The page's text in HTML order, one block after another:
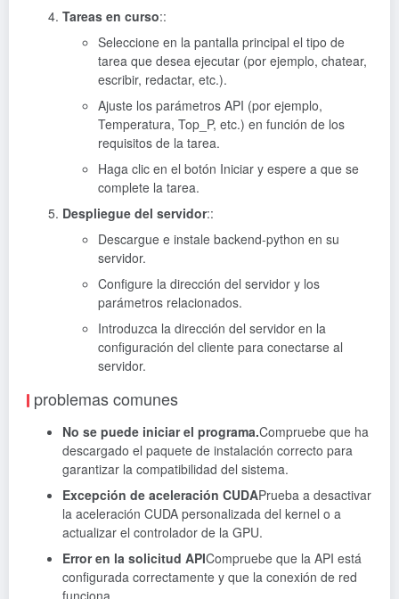
Tareas en curso::
Seleccione en la pantalla principal el tipo de
tarea que desea ejecutar (por ejemplo, chatear,
escribir, redactar, etc.).
Ajuste los parámetros API (por ejemplo,
Temperatura, Top_P, etc.) en función de los
requisitos de la tarea.
Haga clic en el botón Iniciar y espere a que se
complete la tarea.
Despliegue del servidor::
Descargue e instale backend-python en su
servidor.
Configure la dirección del servidor y los
parámetros relacionados.
Introduzca la dirección del servidor en la
configuración del cliente para conectarse al
servidor.
problemas comunes
No se puede iniciar el programa.Compruebe que ha
descargado el paquete de instalación correcto para
garantizar la compatibilidad del sistema.
Excepción de aceleración CUDAPrueba a desactivar
la aceleración CUDA personalizada del kernel o a
actualizar el controlador de la GPU.
Error en la solicitud APICompruebe que la API está
configurada correctamente y que la conexión de red
funciona.